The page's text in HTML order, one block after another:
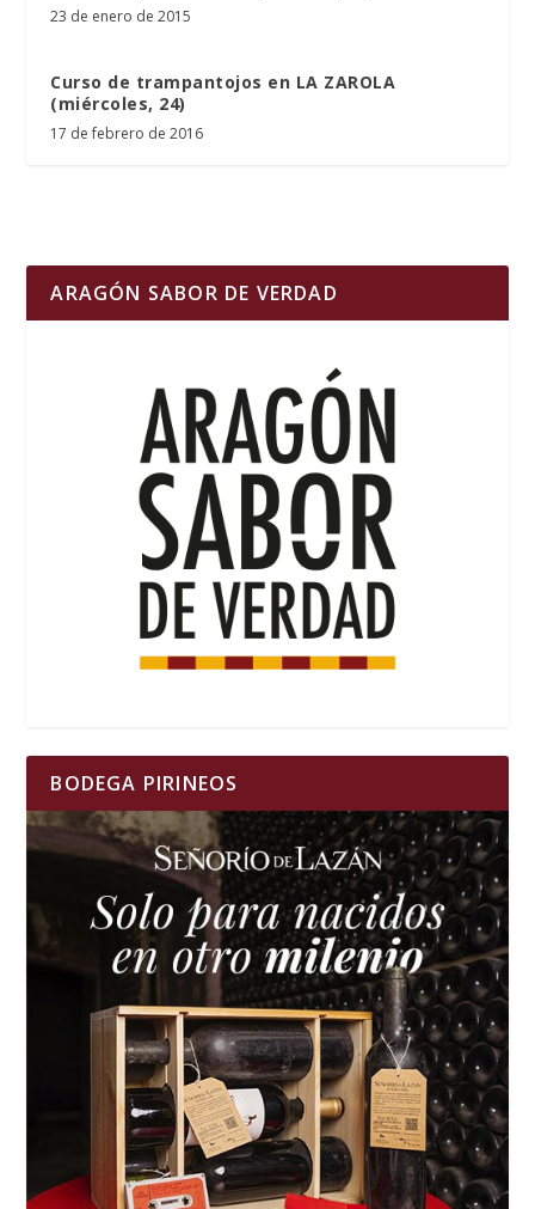
23 de enero de 2015
Curso de trampantojos en LA ZAROLA
(miércoles, 24)
17 de febrero de 2016
ARAGÓN SABOR DE VERDAD
BODEGA PIRINEOS